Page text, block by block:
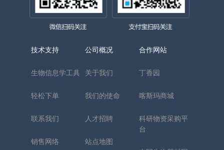
技术支持
生物信息学工具
轻松下单
联系我们
销售网络
公司概况
关于我们
我们的使命
人才招聘
站点地图
合作网站
丁香园
喀斯玛商城
科研物资采购平
台